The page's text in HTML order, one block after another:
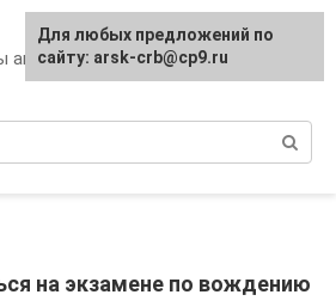
автовладельцам и
на экзамене по вождению
Для любых предложений по
сайту: arsk-crb@cp9.ru